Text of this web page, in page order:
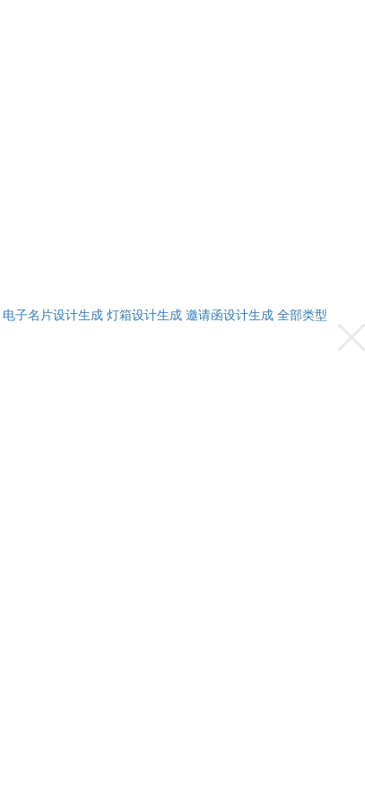
电子名片设计生成 灯箱设计生成 邀请函设计生成 全部类型